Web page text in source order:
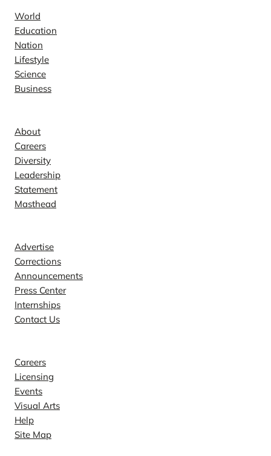
World
Education
Nation
Lifestyle
Science
Business
About
Careers
Diversity
Leadership
Statement
Masthead
Advertise
Corrections
Announcements
Press Center
Internships
Contact Us
Careers
Licensing
Events
Visual Arts
Help
Site Map